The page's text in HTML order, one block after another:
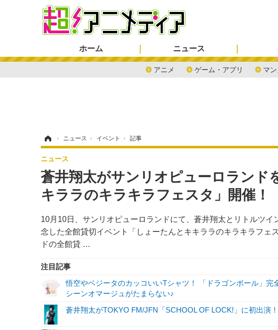
ホーム ニュース
アニメ ゲーム・アプリ マ
› ニュース › イベント › 記事
蒼井翔太がサンリオピューロランド
キララのキラキラフェスタ」開催！
10月10日、サンリオピューロランドにて、蒼井翔太とリトルツ
念した全館貸切イベント「しょーたんとキキララのキラキラフェ
ドの全館貸 …
ニュース
注目記事
悟空やベジータのカッコいいTシャツ！ 「ドラゴンボール」
シーンオマージュがたまらない♪
蒼井翔太がTOKYO FM/JFN「SCHOOL OF LOCK!」に初出演！